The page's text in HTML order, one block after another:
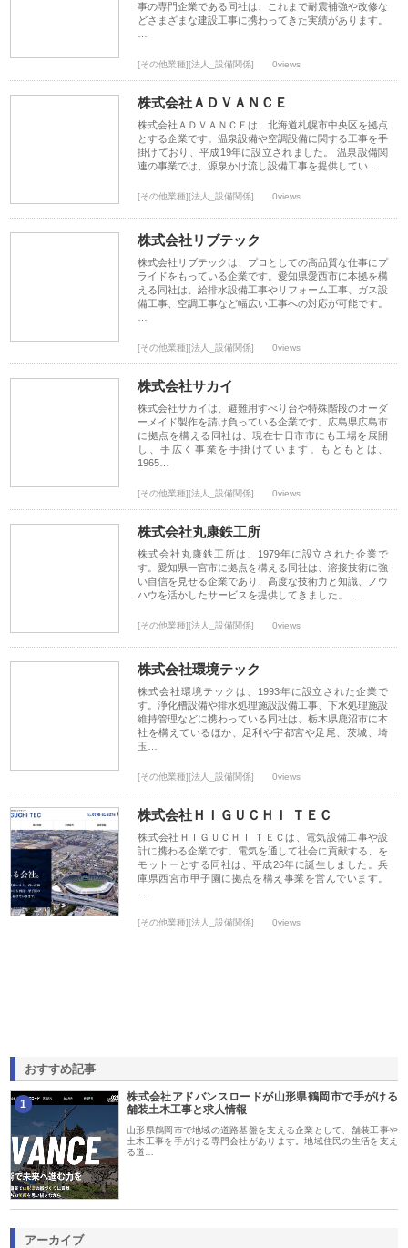
事の専門企業である同社は、これまで耐震補強や改修な
どさまざまな建設工事に携わってきた実績があります。
[その他業種][法人_設備関係] 0views
株式会社ＡＤＶＡＮＣＥ
株式会社ＡＤＶＡＮＣＥは、北海道札幌市中央区を拠点
とする企業です。温泉設備や空調設備に関する工事を手
掛けており、平成19年に設立されました。 温泉設備関
連の事業では、源泉かけ流し設備工事を提供してい…
[その他業種][法人_設備関係] 0views
株式会社リブテック
株式会社リブテックは、プロとしての高品質な仕事にプ
ライドをもっている企業です。愛知県愛西市に本拠を構
える同社は、給排水設備工事やリフォーム工事、ガス設
備工事、空調工事など幅広い工事への対応が可能です。
[その他業種][法人_設備関係] 0views
株式会社サカイ
株式会社サカイは、避難用すべり台や特殊階段のオーダ
ーメイド製作を請け負っている企業です。広島県広島市
に拠点を構える同社は、現在廿日市市にも工場を展開
し、手広く事業を手掛けています。もともとは、
1965…
[その他業種][法人_設備関係] 0views
株式会社丸康鉄工所
株式会社丸康鉄工所は、1979年に設立された企業で
す。愛知県一宮市に拠点を構える同社は、溶接技術に強
い自信を見せる企業であり、高度な技術力と知識、ノウ
ハウを活かしたサービスを提供してきました。 …
[その他業種][法人_設備関係] 0views
株式会社環境テック
株式会社環境テックは、1993年に設立された企業で
す。浄化槽設備や排水処理施設設備工事、下水処理施設
維持管理などに携わっている同社は、栃木県鹿沼市に本
社を構えているほか、足利や宇都宮や足尾、茨城、埼
玉…
[その他業種][法人_設備関係] 0views
株式会社ＨＩＧＵＣＨＩ ＴＥＣ
株式会社ＨＩＧＵＣＨＩ ＴＥＣは、電気設備工事や設
計に携わる企業です。電気を通して社会に貢献する、を
モットーとする同社は、平成26年に誕生しました。兵
庫県西宮市甲子園に拠点を構え事業を営んでいます。
[その他業種][法人_設備関係] 0views
おすすめ記事
1
株式会社アドバンスロードが山形県鶴岡市で手がける
舗装土木工事と求人情報
山形県鶴岡市で地域の道路基盤を支える企業として、舗装工事や
土木工事を手がける専門会社があります。地域住民の生活を支え
る道…
アーカイブ